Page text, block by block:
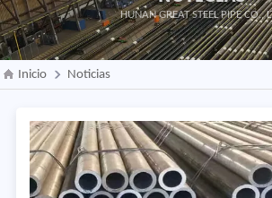
HUNAN GREAT STEEL PIPE CO.,
Inicio Noticias